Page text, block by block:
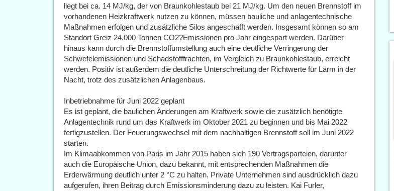
liegt bei ca. 14 MJ/kg, der von Braunkohlestaub bei 21 MJ/kg. Um den neuen Brennstoff im
vorhandenen Heizkraftwerk nutzen zu können, müssen bauliche und anlagentechnische
Maßnahmen erfolgen und zusätzliche Silos angeschafft werden. Insgesamt können so am
Standort Greiz 24.000 Tonnen CO2?Emissionen pro Jahr eingespart werden. Darüber
hinaus kann durch die Brennstoffumstellung auch eine deutliche Verringerung der
Schwefelemissionen und Schadstofffrachten, im Vergleich zu Braunkohlestaub, erreicht
werden. Positiv ist außerdem die deutliche Unterschreitung der Richtwerte für Lärm in der
Nacht, trotz des zusätzlichen Anlagenbaus.
Inbetriebnahme für Juni 2022 geplant
Es ist geplant, die baulichen Änderungen am Kraftwerk sowie die zusätzlich benötigte
Anlagentechnik rund um das Kraftwerk im Oktober 2021 zu beginnen und bis Mai 2022
fertigzustellen. Der Feuerungswechsel mit dem nachhaltigen Brennstoff soll im Juni 2022
starten.
Im Klimaabkommen von Paris im Jahr 2015 haben sich 190 Vertragsparteien, darunter
auch die Europäische Union, dazu bekannt, mit entsprechenden Maßnahmen die
Erderwärmung deutlich unter 2 °C zu halten. Private Unternehmen sind ausdrücklich dazu
aufgerufen, ihren Beitrag durch Emissionsminderung dazu zu leisten. Kai Furler,